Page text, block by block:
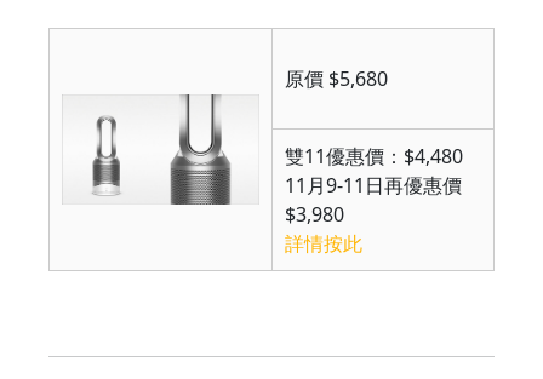
原價 $5,680
雙11優惠價：$4,480
11月9-11日再優惠價
$3,980
詳情按此